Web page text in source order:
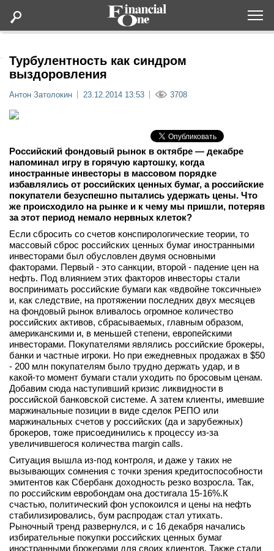
Статьи
Lifestyle
Мероприятия
Новости
Интервью
вконтакте
телеграм
Стать автором
Вход
Турбулентность как синдром
выздоровления
Антон Затолокин 23.12.2014 13:53 3708
Российский фондовый рынок в октябре — декабре
напоминал игру в горячую картошку, когда
иностранные инвесторы в массовом порядке
избавлялись от российских ценных бумаг, а российские
покупатели безуспешно пытались удержать цены. Что
же происходило на рынке и к чему мы пришли, потеряв
за этот период немало нервных клеток?
Если сбросить со счетов конспирологические теории, то
массовый сброс российских ценных бумаг иностранными
инвесторами был обусловлен двумя основными
факторами. Первый - это санкции, второй - падение цен на
нефть. Под влиянием этих факторов инвесторы стали
воспринимать российские бумаги как «вдвойне токсичные»
и, как следствие, на протяжении последних двух месяцев
на фондовый рынок вливалось огромное количество
российских активов, сбрасываемых, главным образом,
американскими и, в меньшей степени, европейскими
инвесторами. Покупателями являлись российские брокеры,
банки и частные игроки. Но при ежедневных продажах в $50
- 200 млн покупателям было трудно держать удар, и в
какой-то момент бумаги стали уходить по бросовым ценам.
Добавим сюда наступивший кризис ликвидности в
российской банковской системе. А затем клиенты, имевшие
маржинальные позиции в виде сделок РЕПО или
маржинальных счетов у российских (да и зарубежных)
брокеров, тоже присоединились к процессу из-за
увеличившегося количества margin calls.
Ситуация вышла из-под контроля, и даже у таких не
вызывающих сомнения с точки зрения кредитоспособности
эмитентов как Сбербанк доходность резко возросла. Так,
по российским евробондам она достигала 15-16%.К
счастью, политический фон успокоился и цены на нефть
стабилизировались, бум распродаж стал утихать.
Рыночный тренд развернулся, и с 16 декабря начались
избирательные покупки российских ценных бумаг
иностранными брокерами для своих клиентов. Также стали